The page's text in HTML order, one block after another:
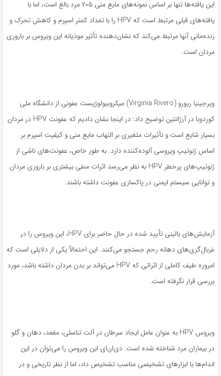
این یافته‌ها تنها بر اساس نمونه‌های مایع منی ۲۰۵ مرد بالغ است، اما با
یافته‌های قبلی مرتبط است که HPV را با تعداد کمتر اسپرم و کاهش تحرک و
زنده‌مانی آنها مرتبط می‌کند که نشان‌دهنده تأثیر موذیانه این ویروس بر باروری
مردان است.
ویرجینیا ریورو (Virginia Rivero) میکروبیولوژیست عفونی از دانشگاه ملی
کوردوبا در آرژانتین توضیح داد: در اینجا نشان دادیم که عفونت HPV در مردان
بسیار شایع است و تأثیرات متغیری بر التهاب مایع منی و کیفیت اسپرم بر
اساس ژنوتیپ ویروسی آلوده‌کننده دارد. به طور خاص، عفونت‌های ناشی از
ژنوتیپ‌های پرخطر HPV به نظر می‌رسد اثرات منفی بیشتری بر باروری مردان
و توانایی سیستم ایمنی در پاکسازی عفونت داشته باشند.
آزمایش‌های بالینی تأیید شده در حال حاضر برای HPV، این ویروس را در
غربال‌گری‌های دهانه رحم جستجو می‌کنند. این احتمالاً یکی از دلایلی است که
امروزه طیف کاملی از اثراتی که HPV می‌تواند بر بدن مردان داشته باشد، مورد
بررسی قرار نگرفته است.
ویروس HPV به عنوان عامل ایجاد سرطان در آلت تناسلی، مقعد، دهان و گلو
در بیماران مرد شناخته شده است. دی‌ان‌ای این ویروس را می‌توان در این
اندام‌ها با ابزارهای تشخیصی مناسب تشخیص داد، اما از نظر تاریخی و در